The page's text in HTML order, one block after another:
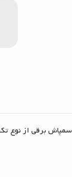
این سمپاش برقی